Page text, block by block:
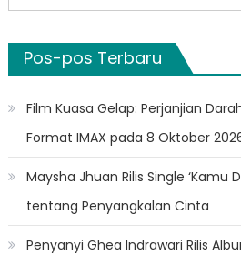
untuk:
Pos-pos Terbaru
Film Kuasa Gelap: Perjanjian
Format IMAX pada 8 Oktober
Maysha Jhuan Rilis Single ‘Kamu
tentang Penyangkalan Cinta
Penyanyi Ghea Indrawari Rilis